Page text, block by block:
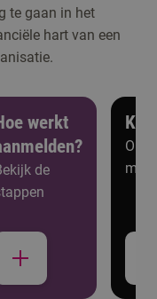
te gaan in het
hart van een
werkt
de
meer